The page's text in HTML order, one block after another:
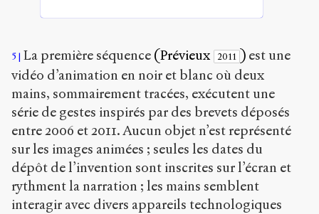
5 La première séquence (Prévieux 2011 )est une
vidéo d’animation en noir et blanc où deux
mains, sommairement tracées, exécutent une
série de gestes inspirés par des brevets déposés
entre 2006 et 2011. Aucun objet n’est représenté
sur les images animées ; seules les dates du
dépôt de l’invention sont inscrites sur l’écran et
rythment la narration ; les mains semblent
interagir avec divers appareils technologiques